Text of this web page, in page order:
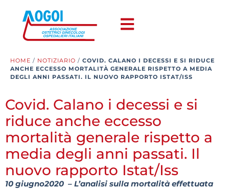
HOME / NOTIZIARIO / COVID. CALANO I DECESSI E SI RIDUCE
ANCHE ECCESSO MORTALITÀ GENERALE RISPETTO A MEDIA
DEGLI ANNI PASSATI. IL NUOVO RAPPORTO ISTAT/ISS
Covid. Calano i decessi e si
riduce anche eccesso
mortalità generale rispetto a
media degli anni passati. Il
nuovo rapporto Istat/Iss
10 giugno2020 – L’analisi sulla mortalità effettuata